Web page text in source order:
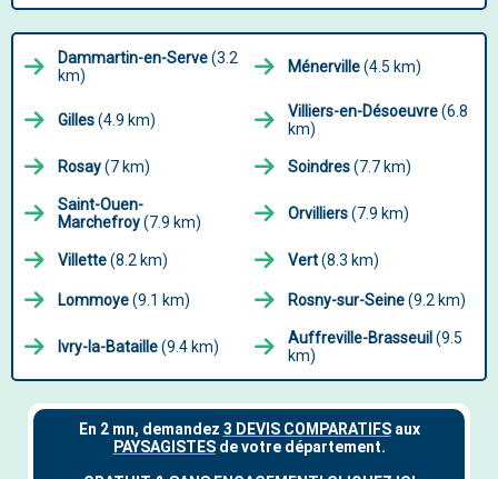
Dammartin-en-Serve(3.2
km)
Ménerville(4.5 km)
Gilles(4.9 km) Villiers-en-Désoeuvre(6.8
km)
Rosay(7 km) Soindres(7.7 km)
Saint-Ouen-
Marchefroy(7.9 km) Orvilliers(7.9 km)
Villette(8.2 km) Vert(8.3 km)
Lommoye(9.1 km) Rosny-sur-Seine(9.2 km)
Ivry-la-Bataille(9.4 km) Auffreville-Brasseuil (9.5
km)